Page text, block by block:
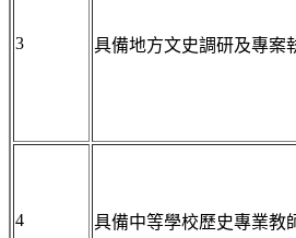
3 具備地方文史調研及專案
4 具備中等學校歷史專業教